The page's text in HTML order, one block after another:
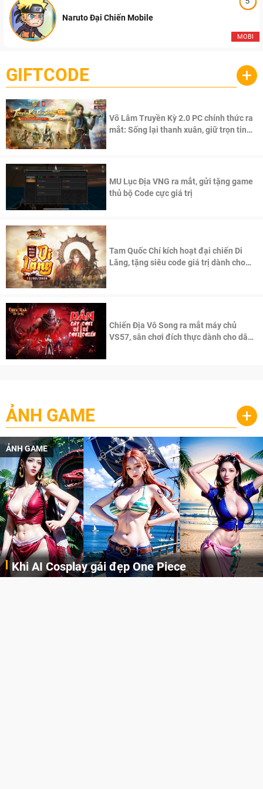
MOBI
Naruto Đại Chiến Mobile
GIFTCODE +
Võ Lâm Truyền Kỳ 2.0 PC chính thức ra
mắt: Sống lại thanh xuân, giữ trọn tinh
MU Lục Địa VNG ra mắt, gửi tặng game
thủ bộ Code cực giá trị
Tam Quốc Chí kích hoạt đại chiến Di
Lăng, tặng siêu code giá trị dành cho
Chiến Địa Vô Song ra mắt máy chủ
VS57, sân chơi đích thực dành cho dân
ẢNH GAME +
ẢNH GAME
Khi AI Cosplay gái đẹp One Piece